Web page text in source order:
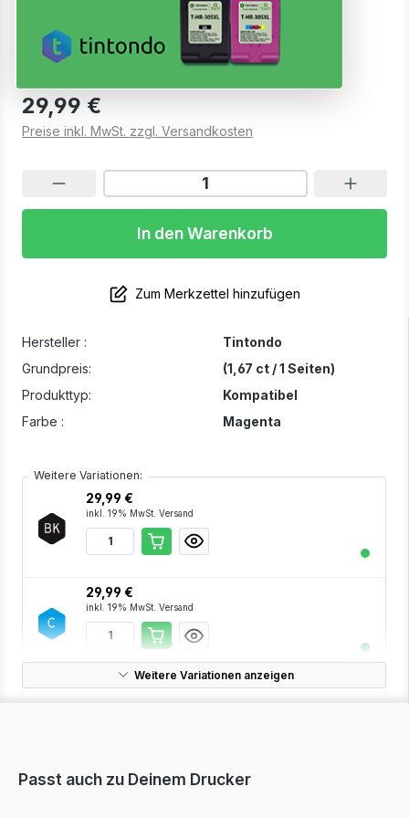
Hersteller :
Tintondo
Grundpreis:
(1,67 ct / 1 Seiten)
Produkttyp:
Kompatibel
Farbe :
Magenta
Weitere Variationen:
29,99 €
inkl. 19% MwSt. Versand
29,99 €
inkl. 19% MwSt. Versand
29,99 €
95,99 €
Weitere Variationen anzeigen
Sofort verfügbar, Lieferzeit: 1-2 Werktage
29,99 €
Preise inkl. MwSt. zzgl. Versandkosten
In den Warenkorb
Zum Merkzettel hinzufügen
Passt auch zu Deinem Drucker